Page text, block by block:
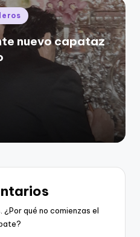
nuevo capataz
¿Por qué no comienzas el